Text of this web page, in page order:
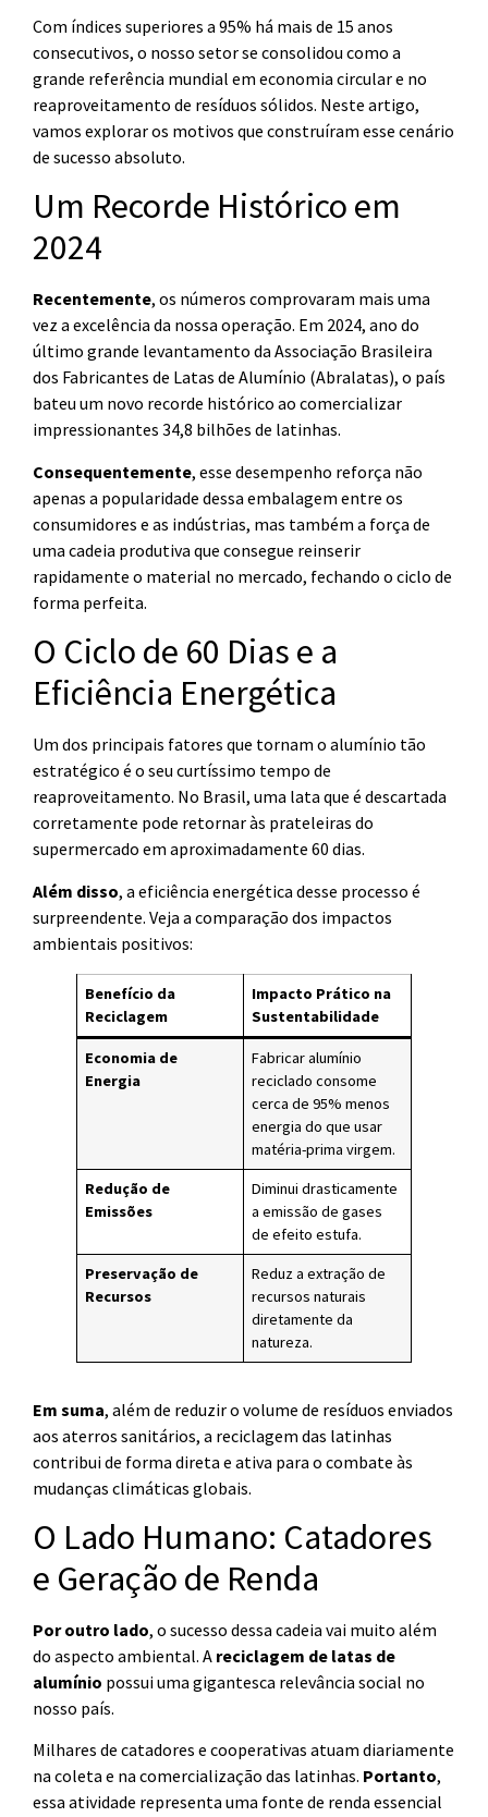
Com índices superiores a 95% há mais de 15 anos
consecutivos, o nosso setor se consolidou como a
grande referência mundial em economia circular e no
reaproveitamento de resíduos sólidos. Neste artigo,
vamos explorar os motivos que construíram esse cenário
de sucesso absoluto.
Um Recorde Histórico em
2024
Recentemente, os números comprovaram mais uma
vez a excelência da nossa operação. Em 2024, ano do
último grande levantamento da Associação Brasileira
dos Fabricantes de Latas de Alumínio (Abralatas), o país
bateu um novo recorde histórico ao comercializar
impressionantes 34,8 bilhões de latinhas.
Consequentemente, esse desempenho reforça não
apenas a popularidade dessa embalagem entre os
consumidores e as indústrias, mas também a força de
uma cadeia produtiva que consegue reinserir
rapidamente o material no mercado, fechando o ciclo de
forma perfeita.
O Ciclo de 60 Dias e a
Eficiência Energética
Um dos principais fatores que tornam o alumínio tão
estratégico é o seu curtíssimo tempo de
reaproveitamento. No Brasil, uma lata que é descartada
corretamente pode retornar às prateleiras do
supermercado em aproximadamente 60 dias.
Além disso, a eficiência energética desse processo é
surpreendente. Veja a comparação dos impactos
ambientais positivos:
Benefício da
Reciclagem
Impacto Prático na
Sustentabilidade
Economia de
Energia
Fabricar alumínio
reciclado consome
cerca de 95% menos
energia do que usar
matéria-prima virgem.
Redução de
Emissões
Diminui drasticamente
a emissão de gases
de efeito estufa.
Preservação de
Recursos
Reduz a extração de
recursos naturais
diretamente da
natureza.
Em suma, além de reduzir o volume de resíduos enviados
aos aterros sanitários, a reciclagem das latinhas
contribui de forma direta e ativa para o combate às
mudanças climáticas globais.
O Lado Humano: Catadores
e Geração de Renda
Por outro lado, o sucesso dessa cadeia vai muito além
do aspecto ambiental. A reciclagem de latas de
alumínio possui uma gigantesca relevância social no
nosso país.
Milhares de catadores e cooperativas atuam diariamente
na coleta e na comercialização das latinhas. Portanto,
essa atividade representa uma fonte de renda essencial